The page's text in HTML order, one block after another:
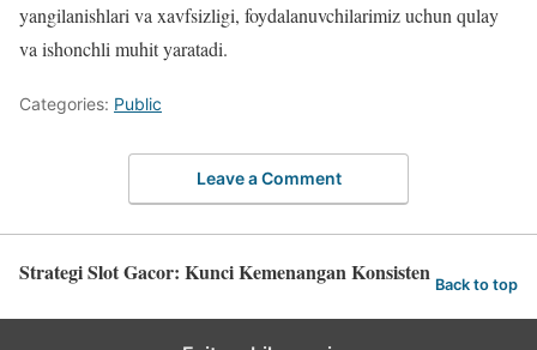
yangilanishlari va xavfsizligi, foydalanuvchilarimiz uchun qulay
va ishonchli muhit yaratadi.
Categories: Public
Leave a Comment
Strategi Slot Gacor: Kunci Kemenangan Konsisten Back to top